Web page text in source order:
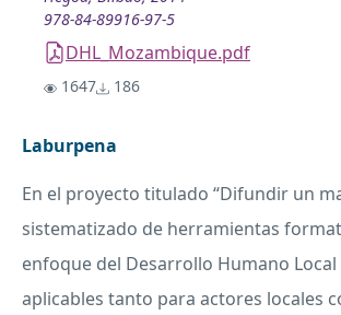
978-84-89916-97-5
DHL_Mozambique.pdf
1647 186
Laburpena
En el proyecto titulado “Difundir un
sistematizado de herramientas
enfoque del Desarrollo Humano Local
aplicables tanto para actores locales